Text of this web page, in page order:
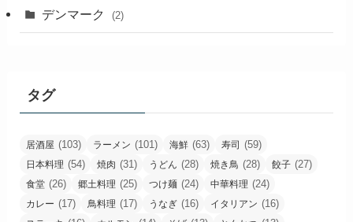
デンマーク (2)
タグ
居酒屋 (103) ラーメン (101) 海鮮 (63) 寿司 (59)
日本料理 (54) 焼肉 (31) うどん (28) 焼き鳥 (28) 餃子 (27)
食堂 (26) 郷土料理 (25) つけ麺 (24) 中華料理 (24)
カレー (17) 鳥料理 (17) うなぎ (16) イタリアン (16)